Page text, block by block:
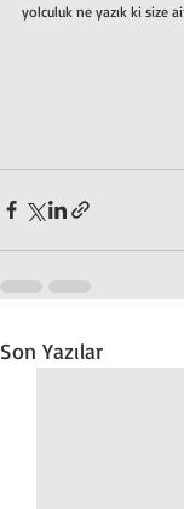
yolculuk ne yazık ki size
Son Yazılar